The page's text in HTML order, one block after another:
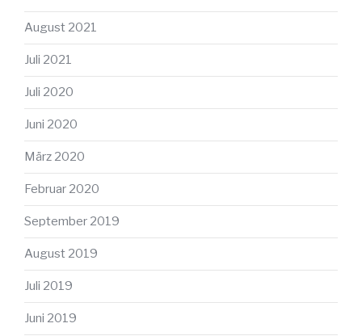
August 2021
Juli 2021
Juli 2020
Juni 2020
März 2020
Februar 2020
September 2019
August 2019
Juli 2019
Juni 2019